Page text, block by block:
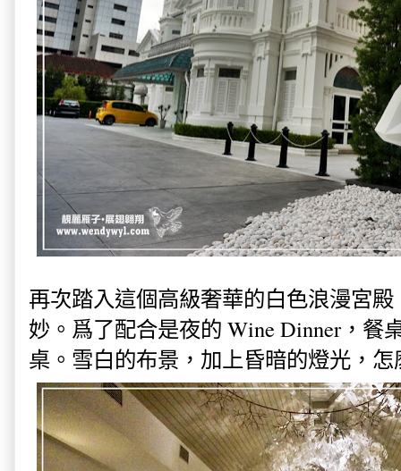
再次踏入這個高級奢華的白色浪漫宮
妙。爲了配合是夜的 Wine Dinner，餐
桌。雪白的布景，加上昏暗的燈光，